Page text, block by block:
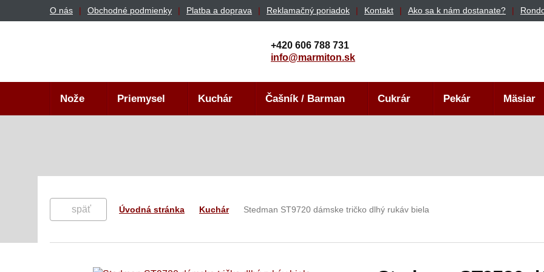
O nás Obchodné podmienky Platba a doprava Reklamačný poriadok Kontakt Ako sa k nám dostanate?
+420 606 788 731
info@marmiton.sk
Nože Priemysel Kuchár Čašník / Barman Cukrár Pekár Mäsiar
späť Úvodná stránka Kuchár Stedman ST9720 dámske tričko dlhý rukáv biela